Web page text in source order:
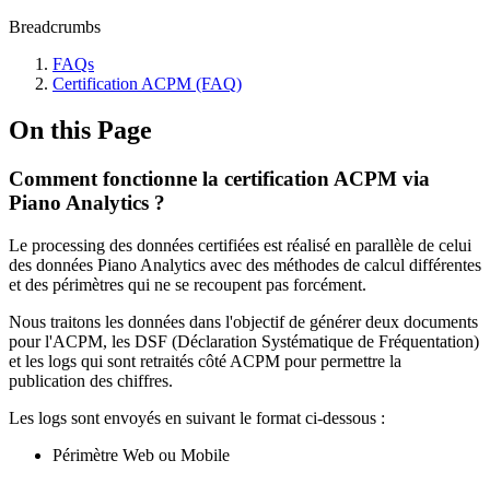
Breadcrumbs
FAQs
Certification ACPM (FAQ)
On this Page
Comment fonctionne la certification ACPM via
Piano Analytics ?
Le processing des données certifiées est réalisé en parallèle de celui
des données Piano Analytics avec des méthodes de calcul différentes
et des périmètres qui ne se recoupent pas forcément.
Nous traitons les données dans l'objectif de générer deux documents
pour l'ACPM, les DSF (Déclaration Systématique de Fréquentation)
et les logs qui sont retraités côté ACPM pour permettre la
publication des chiffres.
Les logs sont envoyés en suivant le format ci-dessous :
Périmètre Web ou Mobile